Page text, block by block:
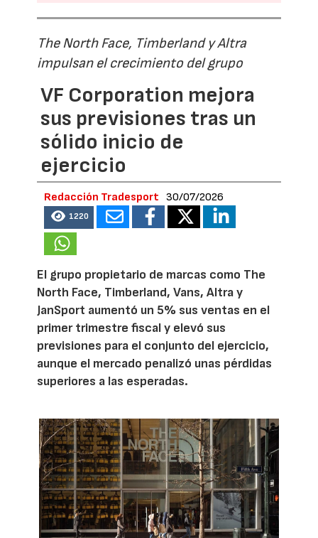
The North Face, Timberland y Altra
impulsan el crecimiento del grupo
VF Corporation mejora
sus previsiones tras un
sólido inicio de
ejercicio
Redacción Tradesport 30/07/2026
1220
El grupo propietario de marcas como The
North Face, Timberland, Vans, Altra y
JanSport aumentó un 5% sus ventas en el
primer trimestre fiscal y elevó sus
previsiones para el conjunto del ejercicio,
aunque el mercado penalizó unas pérdidas
superiores a las esperadas.